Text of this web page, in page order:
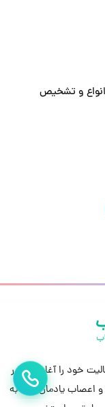
انواع و تشخیص
چند تخصصی یادمان از سال 1390 فعالیت خود را آغاز کرد. در
و اعصاب یادمان طب به
تماس